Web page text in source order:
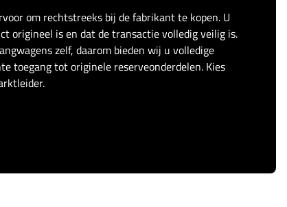
om rechtstreeks bij de fabrikant te kopen. U
origineel is en dat de transactie volledig veilig is.
zelf, daarom bieden wij u volledige
toegang tot originele reserveonderdelen. Kies